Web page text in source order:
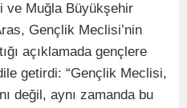
ve Muğla Büyükşehir
Gençlik Meclisi’nin
açıklamada gençlere
getirdi: “Gençlik Meclisi,
değil, aynı zamanda bu